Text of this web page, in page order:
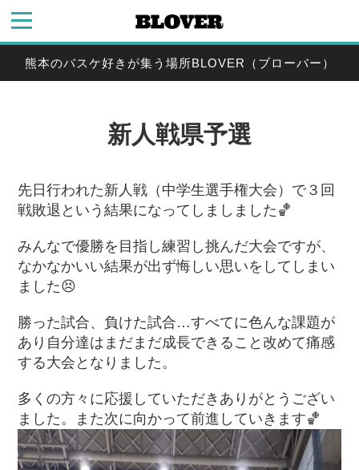
熊本のバスケ好きが集う場所BLOVER（ブローバー）
新人戦県予選
先日行われた新人戦（中学生選手権大会）で３回
戦敗退という結果になってしましました🏀
みんなで優勝を目指し練習し挑んだ大会ですが、
なかなかいい結果が出ず悔しい思いをしてしまい
ました😣
勝った試合、負けた試合…すべてに色んな課題が
あり自分達はまだまだ成長できること改めて痛感
する大会となりました。
多くの方々に応援していただきありがとうござい
ました。また次に向かって前進していきます🏀